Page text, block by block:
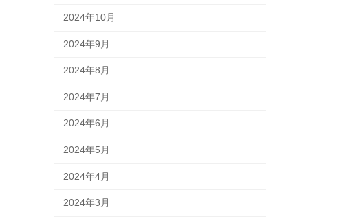
2024年10月
2024年9月
2024年8月
2024年7月
2024年6月
2024年5月
2024年4月
2024年3月